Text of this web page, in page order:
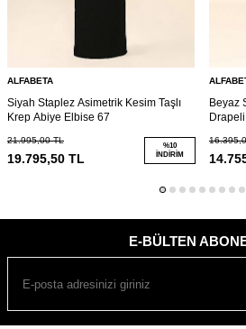
ALFABETA
Siyah Staplez Asimetrik Kesim Taşlı
Krep Abiye Elbise 67
21.995,00TL
19.795,50 TL
%10
İNDIRIM
Beyaz
E-BÜLTEN